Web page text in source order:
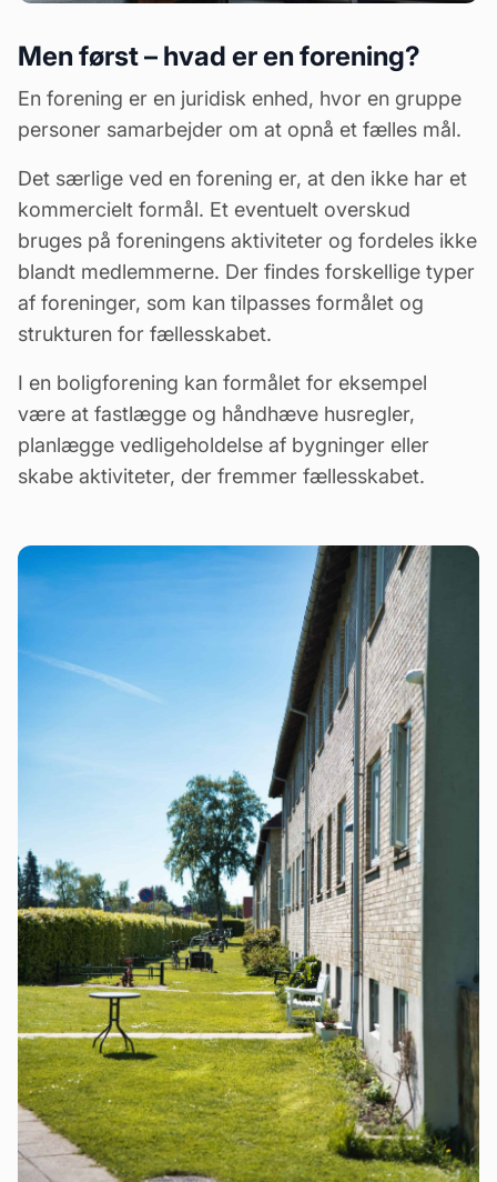
Men først – hvad er en forening?
En forening er en juridisk enhed, hvor en gruppe
personer samarbejder om at opnå et fælles mål.
Det særlige ved en forening er, at den ikke har et
kommercielt formål. Et eventuelt overskud
bruges på foreningens aktiviteter og fordeles ikke
blandt medlemmerne. Der findes forskellige typer
af foreninger, som kan tilpasses formålet og
strukturen for fællesskabet.
I en boligforening kan formålet for eksempel
være at fastlægge og håndhæve husregler,
planlægge vedligeholdelse af bygninger eller
skabe aktiviteter, der fremmer fællesskabet.